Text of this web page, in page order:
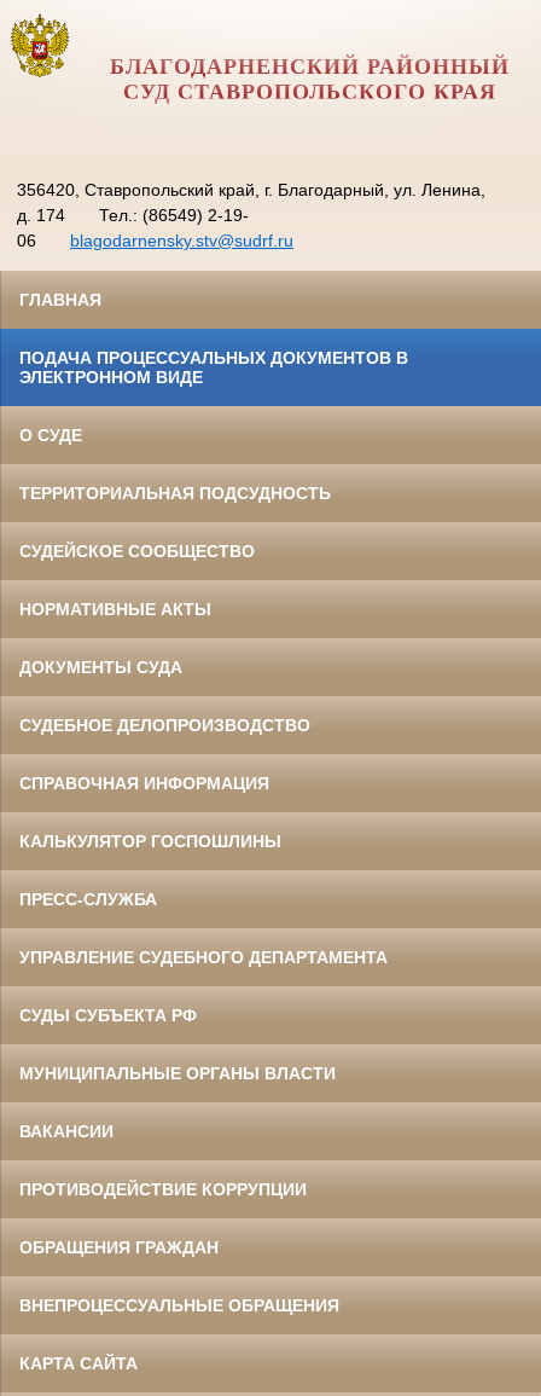
БЛАГОДАРНЕНСКИЙ РАЙОННЫЙ
СУД СТАВРОПОЛЬСКОГО КРАЯ
356420, Ставропольский край, г. Благодарный, ул. Ленина,
д. 174
Тел.: (86549) 2-19-
06
blagodarnensky.stv@sudrf.ru
ГЛАВНАЯ
ПОДАЧА ПРОЦЕССУАЛЬНЫХ ДОКУМЕНТОВ В
ЭЛЕКТРОННОМ ВИДЕ
О СУДЕ
ТЕРРИТОРИАЛЬНАЯ ПОДСУДНОСТЬ
СУДЕЙСКОЕ СООБЩЕСТВО
НОРМАТИВНЫЕ АКТЫ
ДОКУМЕНТЫ СУДА
СУДЕБНОЕ ДЕЛОПРОИЗВОДСТВО
СПРАВОЧНАЯ ИНФОРМАЦИЯ
КАЛЬКУЛЯТОР ГОСПОШЛИНЫ
ПРЕСС-СЛУЖБА
УПРАВЛЕНИЕ СУДЕБНОГО ДЕПАРТАМЕНТА
СУДЫ СУБЪЕКТА РФ
МУНИЦИПАЛЬНЫЕ ОРГАНЫ ВЛАСТИ
ВАКАНСИИ
ПРОТИВОДЕЙСТВИЕ КОРРУПЦИИ
ОБРАЩЕНИЯ ГРАЖДАН
ВНЕПРОЦЕССУАЛЬНЫЕ ОБРАЩЕНИЯ
КАРТА САЙТА